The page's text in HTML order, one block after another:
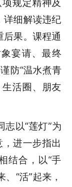
详细解读违纪
果。课程通
宴请、最终
防“温水煮青
活圈、朋友
以“莲灯”为
进一步指出
结合，以“手
“活”起来，